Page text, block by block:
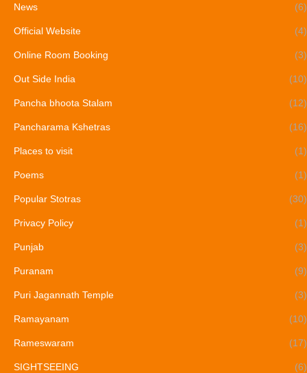
News (6)
Official Website (4)
Online Room Booking (3)
Out Side India (10)
Pancha bhoota Stalam (12)
Pancharama Kshetras (16)
Places to visit (1)
Poems (1)
Popular Stotras (30)
Privacy Policy (1)
Punjab (3)
Puranam (9)
Puri Jagannath Temple (3)
Ramayanam (10)
Rameswaram (17)
SIGHTSEEING (6)